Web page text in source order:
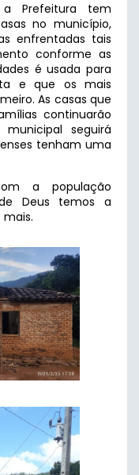
Prefeitura tem
no município,
enfrentadas tais
conforme as
é usada para
e que os mais
As casas que
continuarão
seguirá
tenham uma
a população
Deus temos a